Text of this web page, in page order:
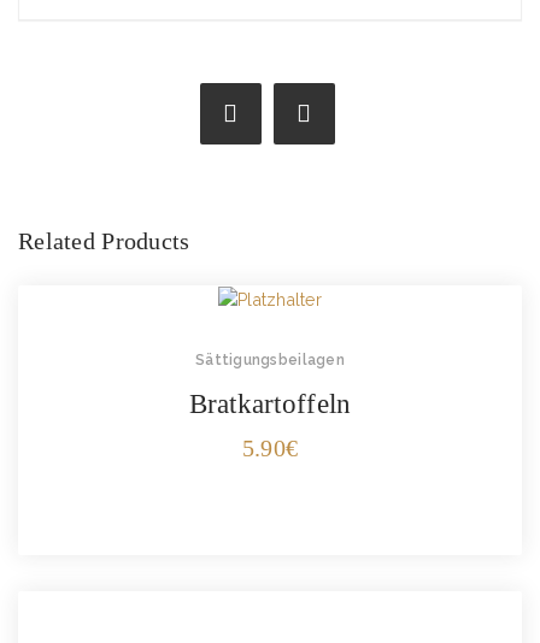
Related Products
Sättigungsbeilagen
Bratkartoffeln
5.90€